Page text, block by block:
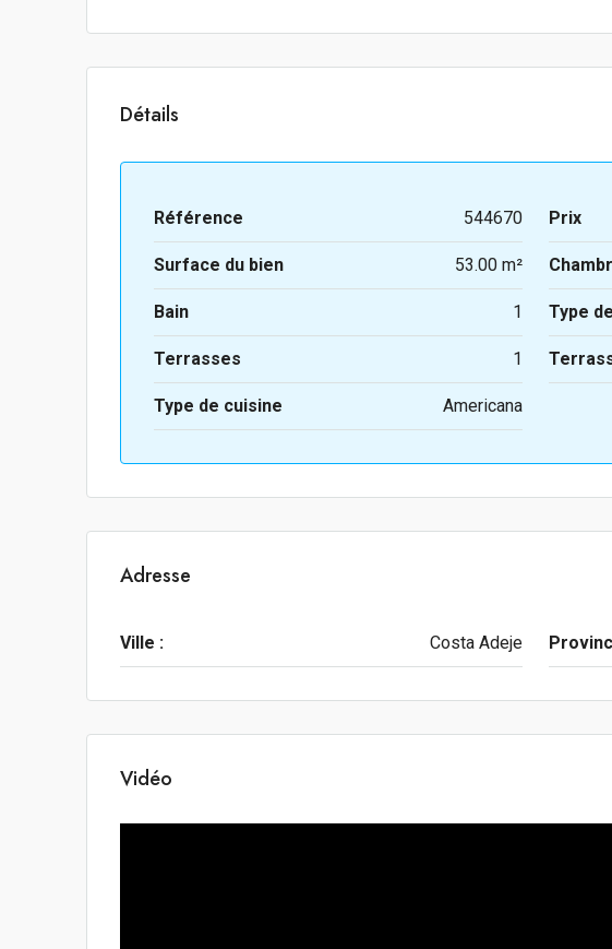
Détails
Référence 544670 Prix
Surface du bien 53.00 m²
Bain 1 Type
Terrasses 1
Type de cuisine Americana
Adresse
Ville : Costa Adeje
Vidéo